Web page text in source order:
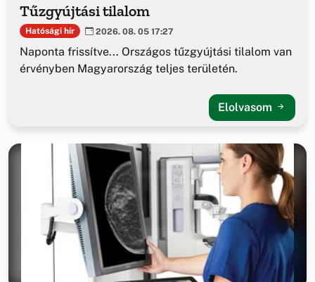
Tűzgyújtási tilalom
Hatósági hír 2026. 08. 05 17:27
Naponta frissítve... Országos tűzgyújtási tilalom van
érvényben Magyarország teljes területén.
Elolvasom